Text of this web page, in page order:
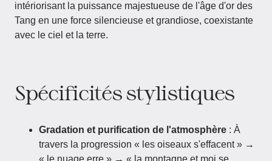
intériorisant la puissance majestueuse de l'âge d'or des
Tang en une force silencieuse et grandiose, coexistante
avec le ciel et la terre.
Spécificités stylistiques
Gradation et purification de l'atmosphère : À
travers la progression « les oiseaux s'effacent » →
« le nuage erre » → « la montagne et moi se